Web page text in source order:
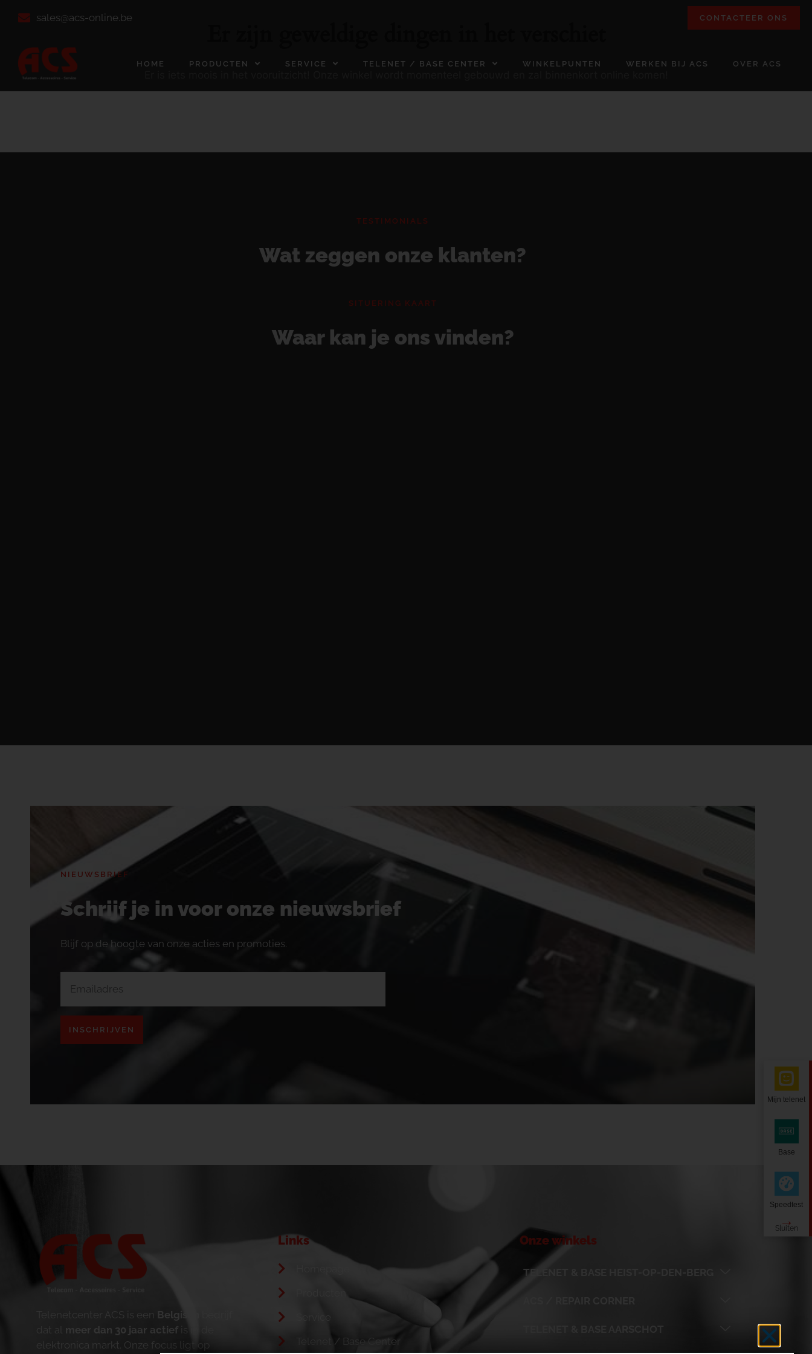
sales@acs-online.be CONTACTEER ONS
HOME PRODUCTEN SERVICE TELENET / BASE CENTER WINKELPUNTEN WERKEN BIJ ACS OVER ACS
TESTIMONIALS
Wat zeggen onze klanten?
SITUERING KAART
Waar kan je ons vinden?
NIEUWSBRIEF
Schrijf je in voor onze nieuwsbrief
Blijf op de hoogte van onze acties en promoties.
INSCHRIJVEN
Telenetcenter ACS is een Belgisch
dat al meer dan 30 jaar actief is in de
elektronica markt. Onze focus ligt op
Links
Telenet / Base Center
Onze winkels
TELENET & BASE HEIST-OP-DEN-BERG
Mijn telenet
Base
Speedtest